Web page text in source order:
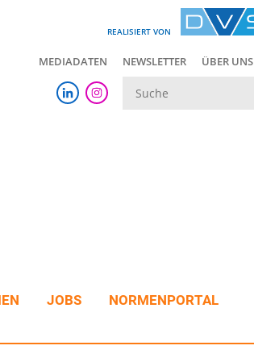
REALISIERT VON
MEDIADATEN NEWSLETTER ÜBER UNS
JOBS
NORMENPORTAL